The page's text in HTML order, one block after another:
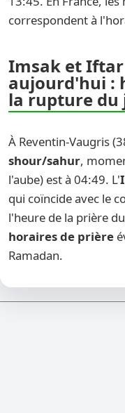
correspondent à
Imsak et
aujourd'hui :
la rupture du
À Reventin-Vaugris
shour/sahur,
l'aube) est à 04:49. L'
qui coïncide avec le
l'heure de la prière
horaires de prière
Ramadan.